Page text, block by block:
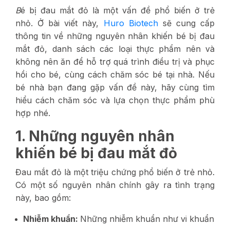
Bé bị đau mắt đỏ là một vấn đề phổ biến ở trẻ
nhỏ. Ở bài viết này, Huro Biotechsẽ cung cấp
thông tin về những nguyên nhân khiến bé bị đau
mắt đỏ, danh sách các loại thực phẩm nên và
không nên ăn để hỗ trợ quá trình điều trị và phục
hồi cho bé, cùng cách chăm sóc bé tại nhà. Nếu
bé nhà bạn đang gặp vấn đề này, hãy cùng tìm
hiểu cách chăm sóc và lựa chọn thực phẩm phù
hợp nhé.
1. Những nguyên nhân
khiến bé bị đau mắt đỏ
Đau mắt đỏ là một triệu chứng phổ biến ở trẻ nhỏ.
Có một số nguyên nhân chính gây ra tình trạng
này, bao gồm:
Nhiễm khuẩn: Những nhiễm khuẩn như vi khuẩn